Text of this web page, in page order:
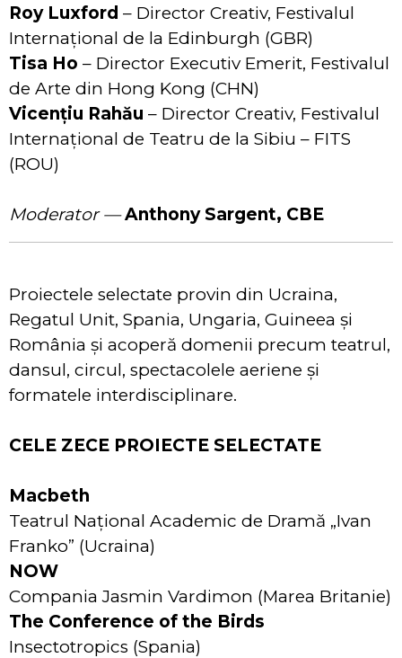
Roy Luxford – Director Creativ, Festivalul
Internațional de la Edinburgh (GBR)
Tisa Ho – Director Executiv Emerit, Festivalul
de Arte din Hong Kong (CHN)
Vicențiu Rahău – Director Creativ, Festivalul
Internațional de Teatru de la Sibiu – FITS
(ROU)
Moderator —Anthony Sargent, CBE
Proiectele selectate provin din Ucraina,
Regatul Unit, Spania, Ungaria, Guineea și
România și acoperă domenii precum teatrul,
dansul, circul, spectacolele aeriene și
formatele interdisciplinare.
CELE ZECE PROIECTE SELECTATE
Macbeth
Teatrul Național Academic de Dramă „Ivan
Franko” (Ucraina)
NOW
Compania Jasmin Vardimon (Marea Britanie)
The Conference of the Birds
Insectotropics (Spania)